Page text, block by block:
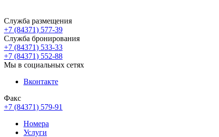
Служба размещения
+7 (84371) 577-39
Служба бронирования
+7 (84371) 533-33
+7 (84371) 552-88
Мы в социальных сетях
Вконтакте
Факс
+7 (84371) 579-91
Номера
Услуги